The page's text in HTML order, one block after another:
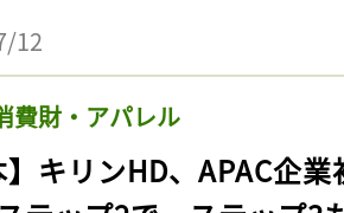
12
費財・アパレル
】キリンHD、APAC企